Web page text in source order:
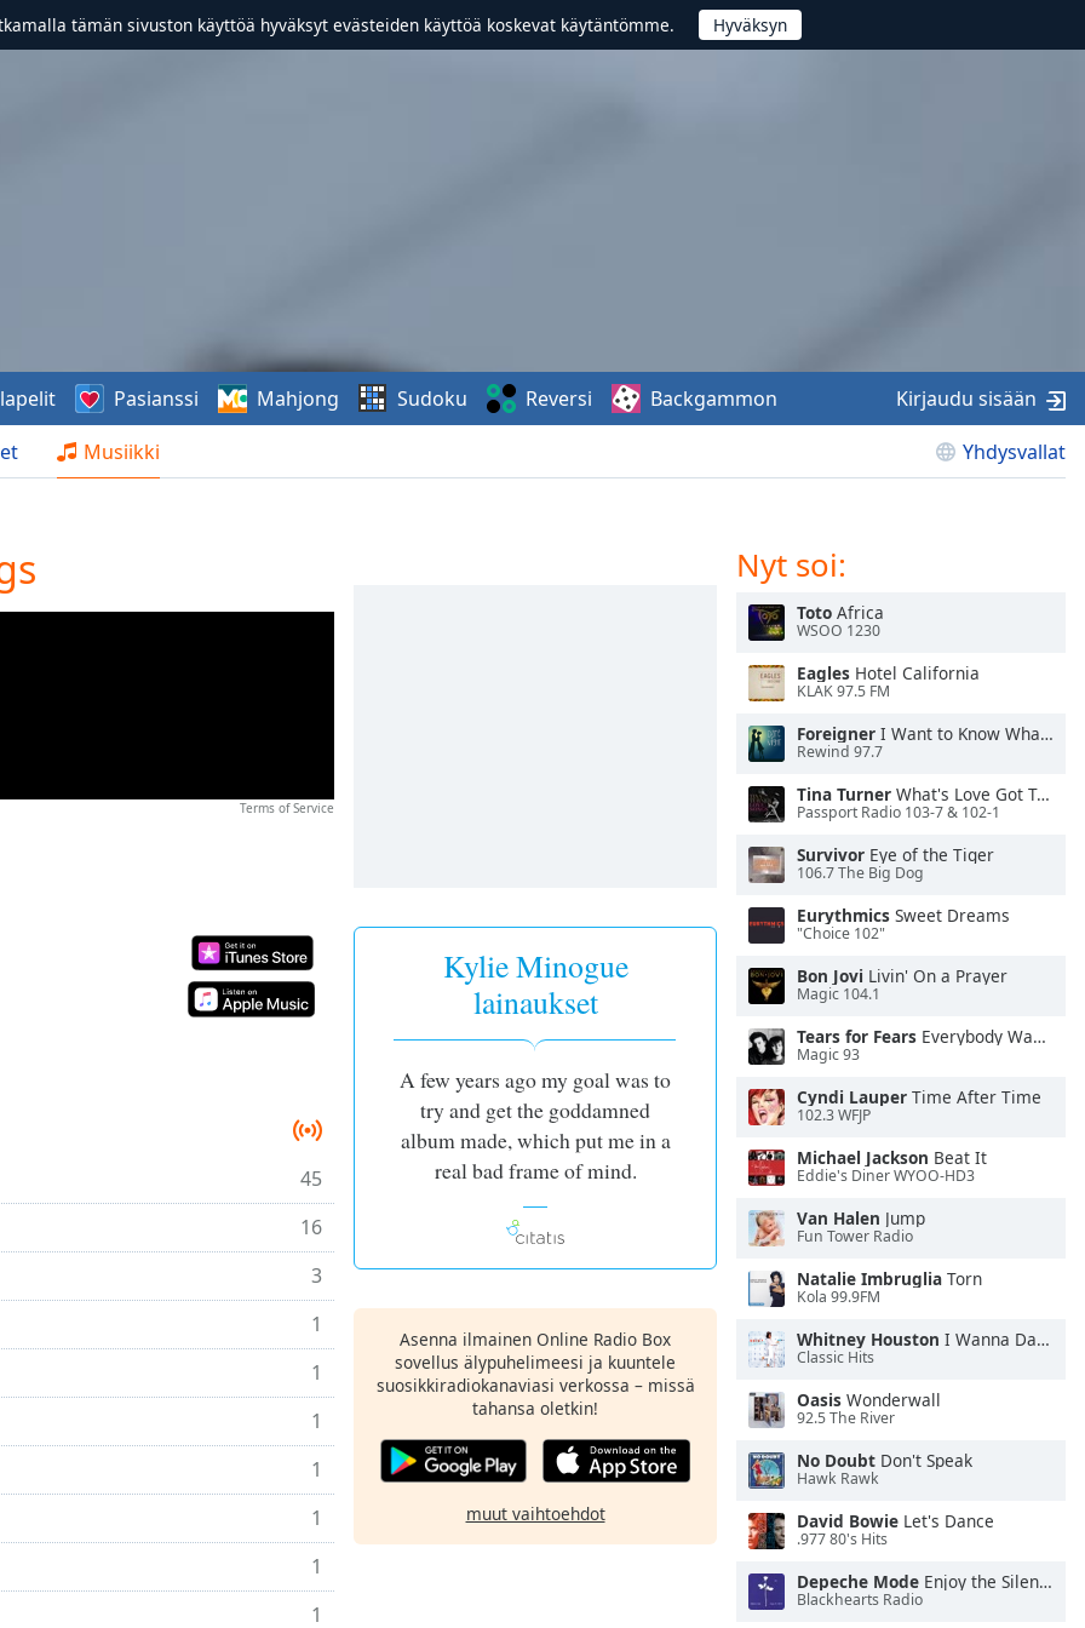
tämän sivuston käyttöä hyväksyt evästeiden käyttöä koskevat käytäntömme.
Musiikki Yhdysvallat
Pasianssi Mahjong Sudoku Reversi Backgammon Kirjaudu sisään
Terms of Service
45
16
3
1
1
1
1
1
1
1
Kylie Minogue
lainaukset
A few years ago my goal was to
try and get the goddamned
album made, which put me in a
real bad frame of mind.
Asenna ilmainen Online Radio Box
sovellus älypuhelimeesi ja kuuntele
suosikkiradiokanaviasi verkossa – missä
tahansa oletkin!
muut vaihtoehdot
Nyt soi:
Toto Africa
WSOO 1230
Eagles Hotel California
KLAK 97.5 FM
Foreigner I Want to Know What Love Is
Rewind 97.7
Tina Turner What's Love Got To Do With It
Passport Radio 103-7 & 102-1
Survivor Eye of the Tiger
106.7 The Big Dog
Eurythmics Sweet Dreams
"Choice 102"
Bon Jovi Livin' On a Prayer
Magic 104.1
Tears for Fears Everybody Wants To Rule the World
Magic 93
Cyndi Lauper Time After Time
102.3 WFJP
Michael Jackson Beat It
Eddie's Diner WYOO-HD3
Van Halen Jump
Fun Tower Radio
Natalie Imbruglia Torn
Kola 99.9FM
Whitney Houston I Wanna Dance With Somebody
Classic Hits
Oasis Wonderwall
92.5 The River
No Doubt Don't Speak
Hawk Rawk
David Bowie Let's Dance
.977 80's Hits
Depeche Mode Enjoy the Silence
Blackhearts Radio